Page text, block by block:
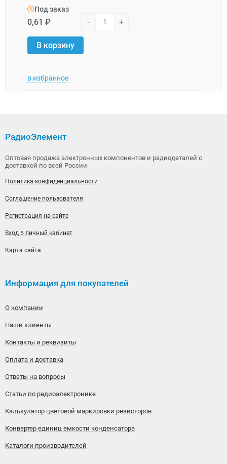
Под заказ
0,61 ₽ - +
В корзину
в избранное
РадиоЭлемент
Оптовая продажа электронных компонентов и радиодеталей с
доставкой по всей России
Политика конфиденциальности
Соглашение пользователя
Регистрация на сайте
Вход в личный кабинет
Карта сайта
Информация для покупателей
О компании
Наши клиенты
Контакты и реквизиты
Оплата и доставка
Ответы на вопросы
Статьи по радиоэлектронике
Калькулятор цветовой маркировки резисторов
Конвертер единиц емкости конденсатора
Каталоги производителей